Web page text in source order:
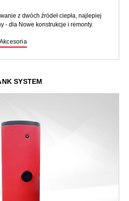
z dwóch źródeł ciepła, najlepiej
- dla Nowe konstrukcje i remonty.
Akcesoria
SYSTEM